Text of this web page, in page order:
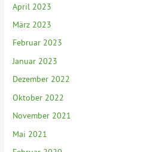
April 2023
März 2023
Februar 2023
Januar 2023
Dezember 2022
Oktober 2022
November 2021
Mai 2021